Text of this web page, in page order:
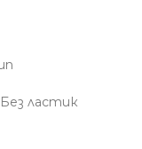
ластик